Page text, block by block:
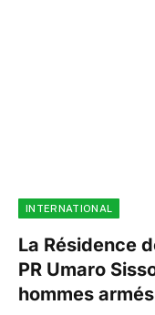
INTERNATIONAL
La Résidence
PR Umaro
hommes